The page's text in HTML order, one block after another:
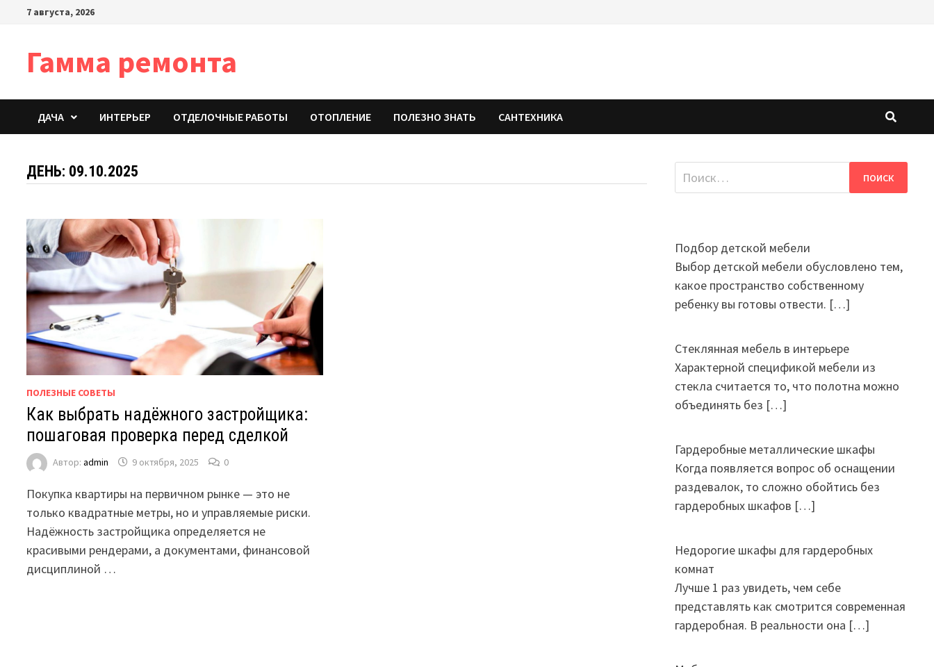
Перейти7 августа, 2026
Гамма ремонта
ДАЧА ИНТЕРЬЕР ОТДЕЛОЧНЫЕ РАБОТЫ ОТОПЛЕНИЕ ПОЛЕЗНО ЗНАТЬ САНТЕХНИКА
ДЕНЬ: 09.10.2025
ПОЛЕЗНЫЕ СОВЕТЫ
Как выбрать надёжного застройщика:
пошаговая проверка перед сделкой
Автор:admin 9 октября, 2025 0
Покупка квартиры на первичном рынке — это не
только квадратные метры, но и управляемые риски.
Надёжность застройщика определяется не
красивыми рендерами, а документами, финансовой
дисциплиной …
Найти:
Подбор детской мебели
Выбор детской мебели обусловлено тем,
какое пространство собственному
ребенку вы готовы отвести. […]
Стеклянная мебель в интерьере
Характерной спецификой мебели из
стекла считается то, что полотна можно
объединять без […]
Гардеробные металлические шкафы
Когда появляется вопрос об оснащении
раздевалок, то сложно обойтись без
гардеробных шкафов […]
Недорогие шкафы для гардеробных
комнат
Лучше 1 раз увидеть, чем себе
представлять как смотрится современная
гардеробная. В реальности она […]